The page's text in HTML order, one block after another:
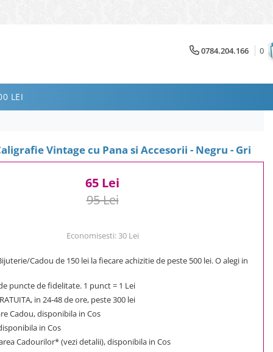
0784.204.166 0
LEI
Vintage cu Pana si Accesorii - Negru - Gri
65 Lei
95 Lei
Economisesti:30 Lei
Cadou de 150 lei la fiecare achizitie de peste 500 lei. O alegi in
puncte de fidelitate. 1 punct = 1 Lei
in 24-48 de ore, peste 300 lei
Cadou, disponibila in Cos
in Cos
Cadourilor* (vezi detalii), disponibila in Cos